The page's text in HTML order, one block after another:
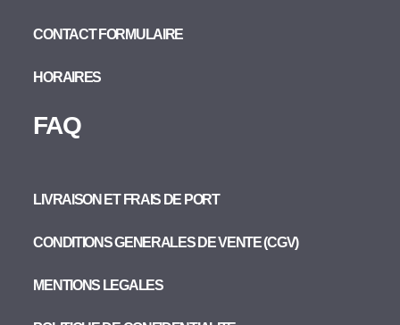
CONTACT FORMULAIRE
HORAIRES
FAQ
LIVRAISON ET FRAIS DE PORT
CONDITIONS GENERALES DE VENTE (CGV)
MENTIONS LEGALES